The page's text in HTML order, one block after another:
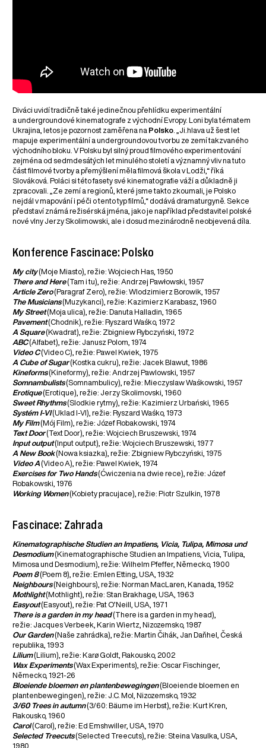
Diváci uvidí tradičně také jedinečnou přehlídku experimentální
a undergroundové kinematografe z východní Evropy. Loni byla tématem
Ukrajina, letos je pozornost zaměřena na Polsko . „Ji.hlava už šest let
mapuje experimentální a undergroundovou tvorbu ze zemí takzvaného
východního bloku. V Polsku byl silný proud filmového experimentování
zejména od sedmdesátých let minulého století a významný vliv na tuto
část filmové tvorby a přemýšlení měla filmová škola v Lodži,“ říká
Slováková. Poláci si této fasety své kinematografie váží a důkladně ji
zpracovali. „Ze zemí a regionů, které jsme takto zkoumali, je Polsko
nejdál v mapování i péči o tento typ filmů,“ dodává dramaturgyně. Sekce
představí známá režisérská jména, jako je například představitel polské
nové vlny Jerzy Skolimowski, ale i dosud mezinárodně neobjevená díla.
Konference Fascinace: Polsko
My city(Moje Miasto), režie: Wojciech Has, 1950
There and Here(Tam i tu), režie: Andrzej Pawłowski, 1957
Article Zero(Paragraf Zero), režie: Wlodzimierz Borowik, 1957
The Musicians(Muzykanci), režie: Kazimierz Karabasz, 1960
My Street(Moja ulica), režie: Danuta Halladin, 1965
Pavement(Chodnik), režie: Ryszard Waśko, 1972
A Square(Kwadrat), režie: Zbigniew Rybczyński, 1972
ABC(Alfabet), režie: Janusz Polom, 1974
Video C(Video C), režie: Pawel Kwiek, 1975
A Cube of Sugar(Kostka cukru), režie: Jacek Blawut, 1986
Kineforms(Kineformy), režie: Andrzej Pawlowski, 1957
Somnambulists(Somnambulicy), režie: Mieczyslaw Waśkowski, 1957
Erotique(Erotique), režie: Jerzy Skolimovski, 1960
Sweet Rhythms(Slodkie rytmy), režie: Kazimierz Urbański, 1965
Systém I-VI(Uklad I-VI), režie: Ryszard Waśko, 1973
My Film(Mój Film), režie: Józef Robakowski, 1974
Text Door(Text Door), režie: Wojciech Bruszewski, 1974
Input output(Input output), režie: Wojciech Bruszewski, 1977
A New Book(Nowa ksiazka), režie: Zbigniew Rybczyński, 1975
Video A(Video A), režie: Pawel Kwiek, 1974
Exercises for Two Hands(Ćwiczenia na dwie rece), režie: Józef
Robakowski, 1976
Working Women(Kobiety pracujace), režie: Piotr Szulkin, 1978
Fascinace: Zahrada
Kinematographische Studien an Impatiens, Vicia, Tulipa, Mimosa und
Desmodium(Kinematographische Studien an Impatiens, Vicia, Tulipa,
Mimosa und Desmodium), režie: Wilhelm Pfeffer, Německo, 1900
Poem 8(Poem 8), režie: Emlen Etting, USA, 1932
Neighbours(Neighbours), režie: Norman MacLaren, Kanada, 1952
Mothlight(Mothlight), režie: Stan Brakhage, USA, 1963
Easyout(Easyout), režie: Pat O’Neill, USA, 1971
There is a garden in my head(There is a garden in my head),
režie: Jacques Verbeek, Karin Wiertz, Nizozemsko, 1987
Our Garden(Naše zahrádka), režie: Martin Čihák, Jan Daňhel, Česká
republika, 1993
Lilium(Lilium), režie: Karø Goldt, Rakousko, 2002
Wax Experiments(Wax Experiments), režie: Oscar Fischinger,
Německo, 1921-26
Bloeiende bloemen en plantenbewegingen(Bloeiende bloemen en
plantenbewegingen), režie: J.C. Mol, Nizozemsko, 1932
3/60 Trees in autumn(3/60: Bäume im Herbst), režie: Kurt Kren,
Rakousko, 1960
Carol(Carol), režie: Ed Emshwiller, USA, 1970
Selected Treecuts(Selected Treecuts), režie: Steina Vasulka, USA,
1980